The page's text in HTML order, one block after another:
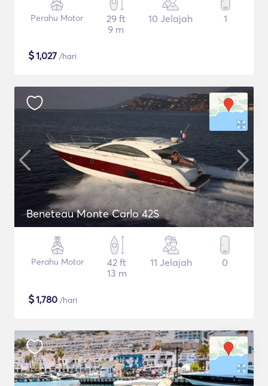
Perahu Motor
29 ft
9 m
10 Jelajah 1
$1,027 /hari
Beneteau Monte Carlo 42S
Perahu Motor
42 ft
13 m
11 Jelajah 0
$1,780 /hari